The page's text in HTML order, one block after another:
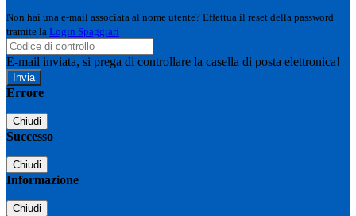
Non hai una e-mail associata al nome utente? Effettua il reset della password
tramite la Login Spaggiari
E-mail inviata, si prega di controllare la casella di posta elettronica!
Errore
Chiudi
Successo
Chiudi
Informazione
Chiudi